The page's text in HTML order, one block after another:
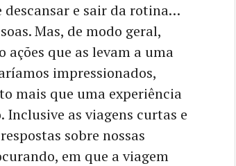
e sair da rotina…
Mas, de modo geral,
que as levam a uma
impressionados,
mais que uma experiência
as viagens curtas e
sobre nossas
em que a viagem